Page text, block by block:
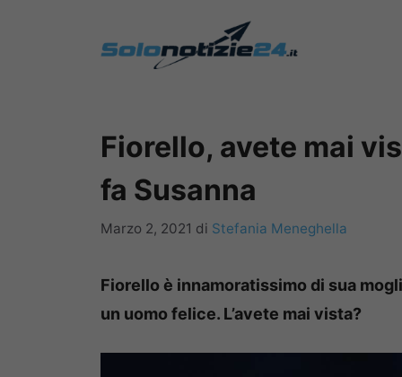
Fiorello, avete mai
fa Susanna
Marzo 2, 2021 di Stefania Meneghella
Fiorello è innamoratissimo di sua
un uomo felice. L’avete mai vista?